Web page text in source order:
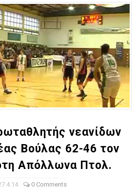
νεανίδων
Βούλας 62-46 τον
Απόλλωνα Πτολ.
0 Comments